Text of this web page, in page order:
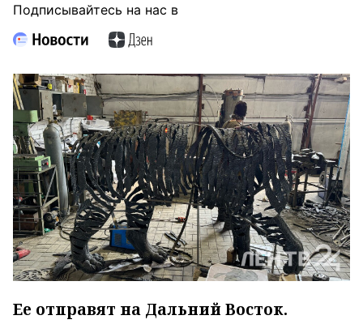
Подписывайтесь на нас в
Ее отправят на Дальний Восток.